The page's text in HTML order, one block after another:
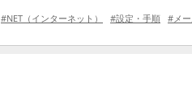
#NET（インターネット） #設定・手順 #メ